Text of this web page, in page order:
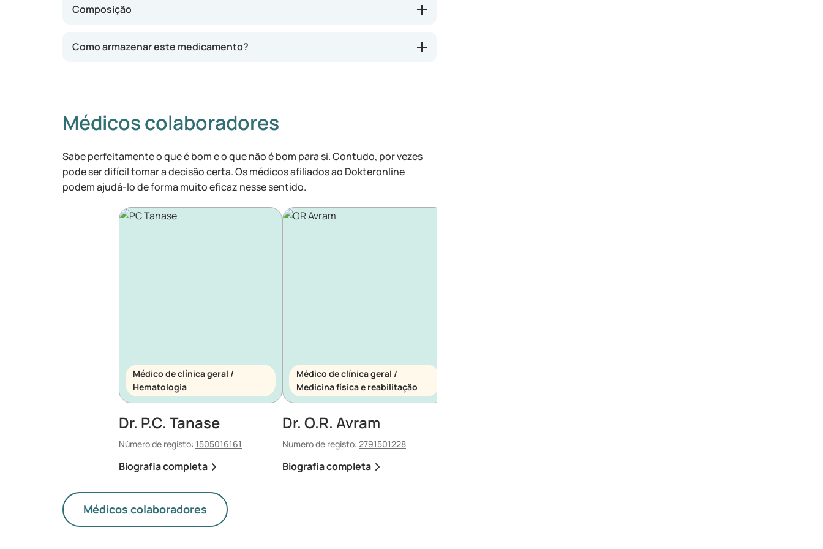
Composição
Como armazenar este medicamento?
Médicos colaboradores
Sabe perfeitamente o que é bom e o que não é bom para si. Contudo, por vezes
pode ser difícil tomar a decisão certa. Os médicos afiliados ao Dokteronline
podem ajudá-lo de forma muito eficaz nesse sentido.
Médico de clínica geral /
Hematologia
Dr. P.C. Tanase
Número de registo: 1505016161
Biografia completa
Médico de clínica geral /
Medicina física e reabilitação
Dr. O.R. Avram
Número de registo: 2791501228
Biografia completa
Médicos colaboradores